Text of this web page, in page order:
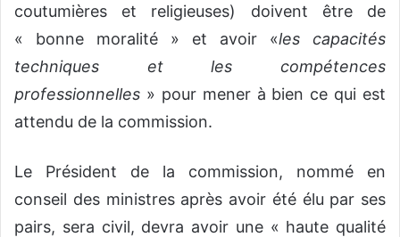
coutumières et religieuses) doivent être de
« bonne moralité » et avoir «les capacités
techniques et les compétences
professionnelles » pour mener à bien ce qui est
attendu de la commission.
Le Président de la commission, nommé en
conseil des ministres après avoir été élu par ses
pairs, sera civil, devra avoir une « haute qualité